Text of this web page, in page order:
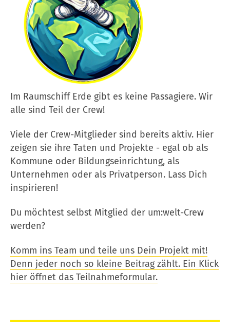
Im Raumschiff Erde gibt es keine Passagiere. Wir
alle sind Teil der Crew!
Viele der Crew-Mitglieder sind bereits aktiv. Hier
zeigen sie ihre Taten und Projekte - egal ob als
Kommune oder Bildungseinrichtung, als
Unternehmen oder als Privatperson. Lass Dich
inspirieren!
Du möchtest selbst Mitglied der um:welt-Crew
werden?
Komm ins Team und teile uns Dein Projekt mit!
Denn jeder noch so kleine Beitrag zählt. Ein Klick
hier öffnet das Teilnahmeformular.